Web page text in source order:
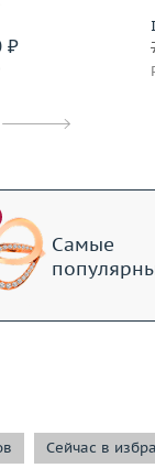
₽
Самые
Сейчас в